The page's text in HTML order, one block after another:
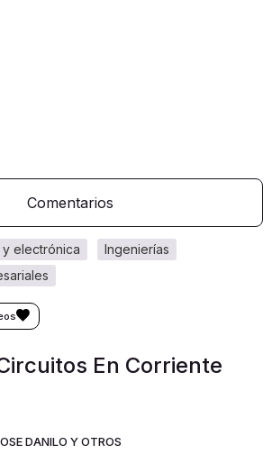
Comentarios
ingenierías
electrónica
En Corriente
DANILO Y OTROS